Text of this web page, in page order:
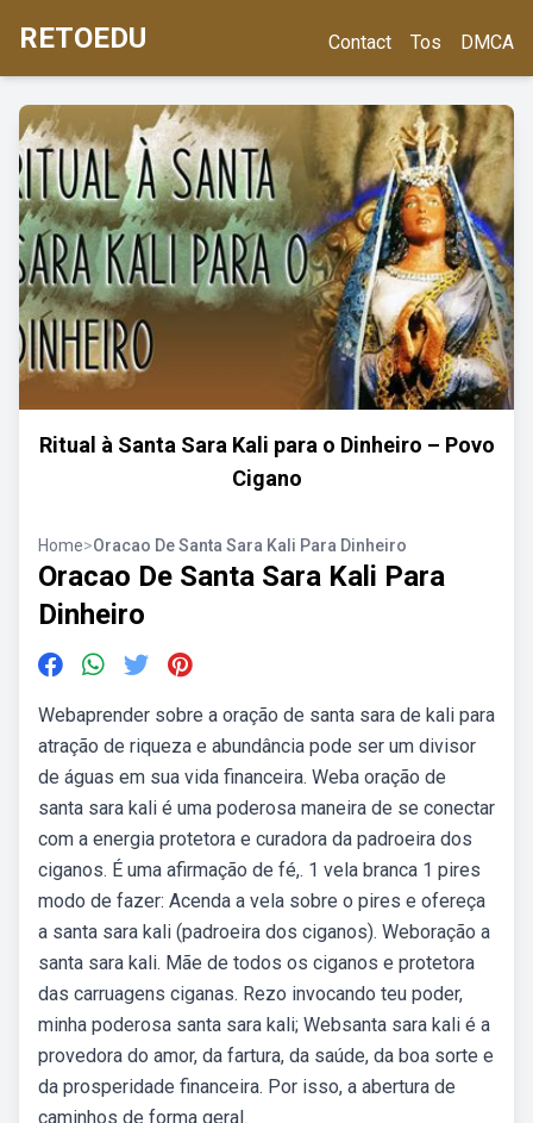
RETOEDU Contact Tos DMCA
Ritual à Santa Sara Kali para o Dinheiro – Povo
Cigano
Home>Oracao De Santa Sara Kali Para Dinheiro
Oracao De Santa Sara Kali Para
Dinheiro
Webaprender sobre a oração de santa sara de kali para
atração de riqueza e abundância pode ser um divisor
de águas em sua vida financeira. Weba oração de
santa sara kali é uma poderosa maneira de se conectar
com a energia protetora e curadora da padroeira dos
ciganos. É uma afirmação de fé,. 1 vela branca 1 pires
modo de fazer: Acenda a vela sobre o pires e ofereça
a santa sara kali (padroeira dos ciganos). Weboração a
santa sara kali. Mãe de todos os ciganos e protetora
das carruagens ciganas. Rezo invocando teu poder,
minha poderosa santa sara kali; Websanta sara kali é a
provedora do amor, da fartura, da saúde, da boa sorte e
da prosperidade financeira. Por isso, a abertura de
caminhos de forma geral.